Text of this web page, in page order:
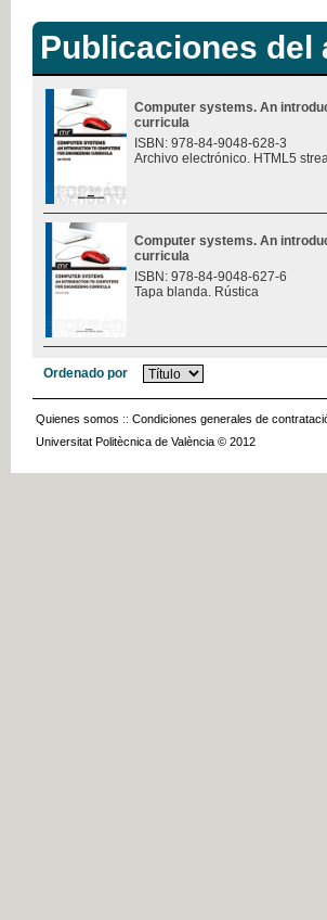
Publicaciones del
Computer systems. An
curricula
ISBN: 978-84-9048-628-3
Archivo electrónico. HTML5
Computer systems. An
curricula
ISBN: 978-84-9048-627-6
Tapa blanda. Rústica
Ordenado por
Quienes somos :: Condiciones generales de
Universitat Politècnica de València © 2012